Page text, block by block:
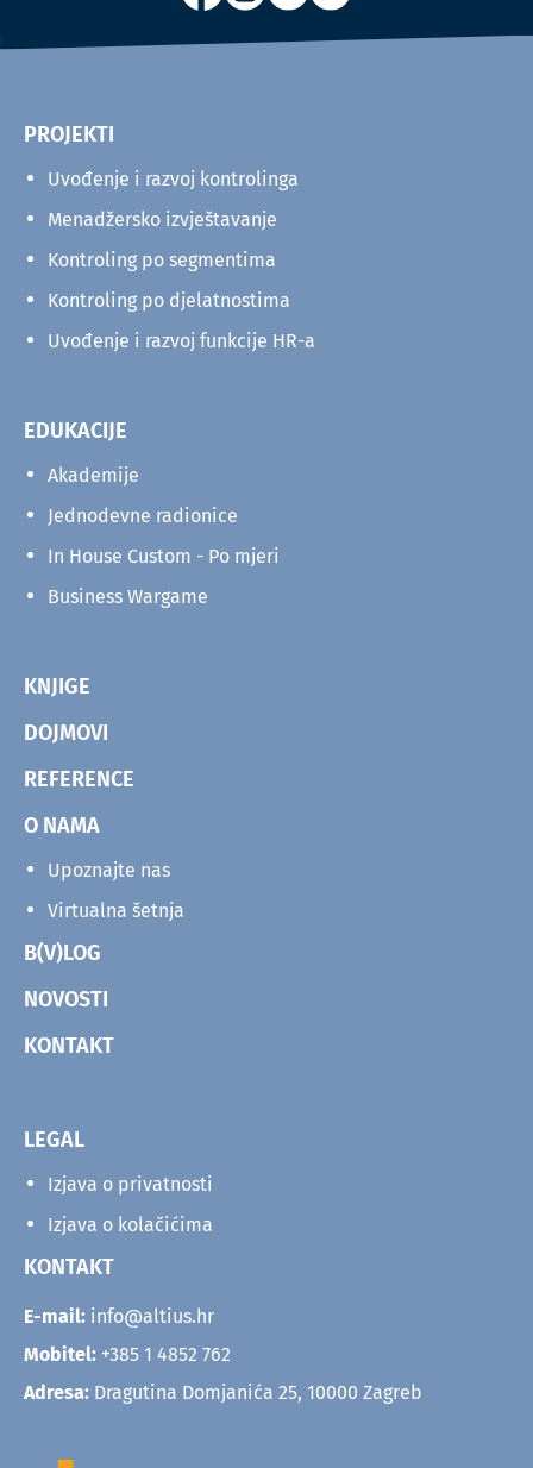
PROJEKTI
Uvođenje i razvoj kontrolinga
Menadžersko izvještavanje
Kontroling po segmentima
Kontroling po djelatnostima
Uvođenje i razvoj funkcije HR-a
EDUKACIJE
Akademije
Jednodevne radionice
In House Custom - Po mjeri
Business Wargame
KNJIGE
DOJMOVI
REFERENCE
O NAMA
Upoznajte nas
Virtualna šetnja
B(V)LOG
NOVOSTI
KONTAKT
LEGAL
Izjava o privatnosti
Izjava o kolačićima
KONTAKT
E-mail: info@altius.hr
Mobitel: +385 1 4852 762
Adresa: Dragutina Domjanića 25, 10000 Zagreb